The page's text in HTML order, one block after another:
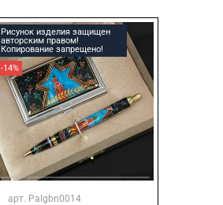
Рисунок изделия защищен
авторским правом!
Копирование запрещено!
-14%
арт. Palgbn0014